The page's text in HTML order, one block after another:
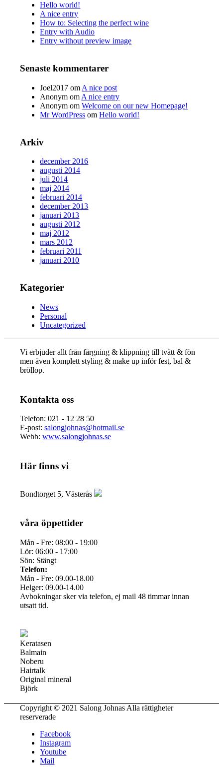
Hello world!
A nice entry
How to: Selecting the perfect wine
Entry with Audio
Entry without preview image
Senaste kommentarer
Joel2017 om A nice post
Anonym om A nice entry
Anonym omWelcome on our new Homepage!
Mr WordPress omHello world!
Arkiv
december 2016
augusti 2014
juli 2014
maj 2014
februari 2014
december 2013
januari 2013
augusti 2012
maj 2012
mars 2012
februari 2011
januari 2010
Kategorier
News
Personal
Uncategorized
Vi erbjuder allt från färgning & klippning till tvätt & fön
men även komplett styling & make up inför fest, bal &
bröllop.
Kontakta oss
Telefon: 021 - 12 28 50
E-post:salongjohnas@hotmail.se
Webb:www.salongjohnas.se
Här finns vi
Bondtorget 5, Västerås
våra öppettider
Mån - Fre: 08:00 - 19:00
Lör: 06:00 - 17:00
Sön: Stängt
Telefon:
Mån - Fre: 09.00-18.00
Helger: 09.00-14.00
Avbokningar sker via telefon, ej mail 48 timmar innan
utsatt tid.
Keratasen
Balmain
Noberu
Hairtalk
Original mineral
Björk
Copyright © 2021 Salong Johnas Alla rättigheter
reserverade
Facebook
Instagram
Youtube
Mail